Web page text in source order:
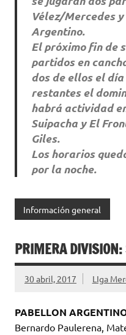
Vélez/Mercedes
Argentino.
El próximo fin de
partidos en
dos de ellos el
restantes el
habrá actividad
Suipacha y El
Giles.
Los horarios
por la noche.
Información general
PRIMERA DIVISION:
30 abril, 2017 LIga
PABELLON
Bernardo Paulerena,